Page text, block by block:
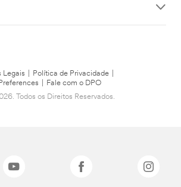
Legais Política de Privacidade
Fale com o DPO
Todos os Direitos Reservados.